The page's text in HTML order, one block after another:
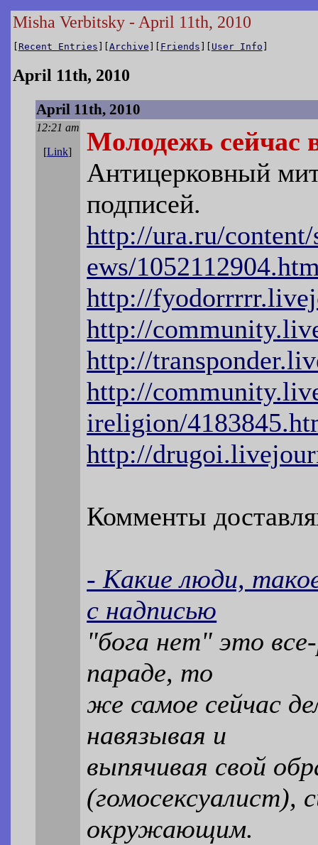
Misha Verbitsky - April 11th, 2010
[ Recent Entries ][Archive ][ Friends ][ User Info ]
April 11th, 2010
April 11th, 2010
12:21 am
[Link]
Молодежь сейчас
Антицерковный
подписей.
http://ura.ru/
ews/
http://
http://
http://
http://
ireligion/
http://
Комменты
- Какие люди,
с надписью
"бога нет" это
параде, то
же самое сейчас
навязывая и
выпячивая свой
(гомосексуалист),
окружающим.